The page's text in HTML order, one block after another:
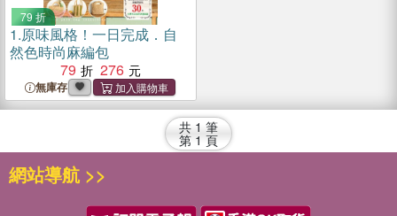
79 折
1.原味風格！一日完成．自
然色時尚麻編包
79
276
無庫存
共 1 筆
第 1 頁
網站導航 >>